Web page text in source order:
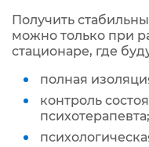
Получить
можно только при
стационаре, где
полная
контроль
психотерапевта;